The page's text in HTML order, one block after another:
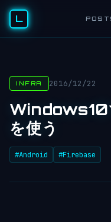
L
INFRA 2016/12/22
を使う
#Android #Firebase